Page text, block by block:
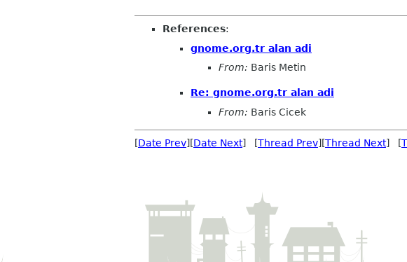
References:
gnome.org.tr alan adi
From: Baris Metin
Re: gnome.org.tr alan adi
From: Baris Cicek
[Date Prev][Date Next] [Thread Prev][Thread Next] [